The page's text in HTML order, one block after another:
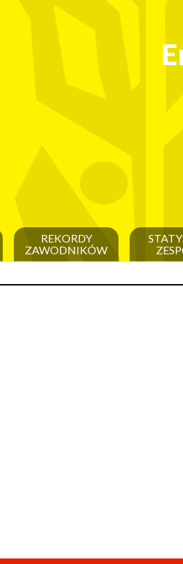
REKORDY
ZAWODNIKÓW